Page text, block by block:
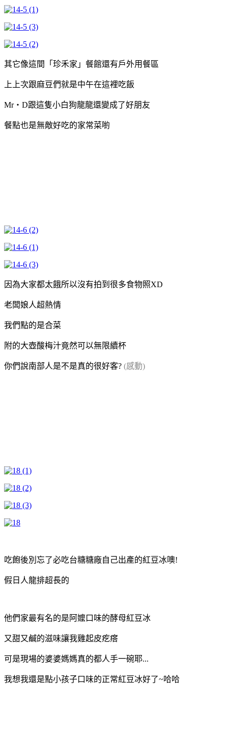
其它像這間「珍禾家」餐館還有戶外用餐區
上上次跟麻豆們就是中午在這裡吃飯
Mr‧D跟這隻小白狗龍龍還變成了好朋友
餐點也是無敵好吃的家常菜喲
因為大家都太餓所以沒有拍到很多食物照XD
老闆娘人超熱情
我們點的是合菜
附的大壺酸梅汁竟然可以無限續杯
你們說南部人是不是真的很好客? (感動)
吃飽後別忘了必吃台糖糖廠自己出產的紅豆冰噢!
假日人龍排超長的
他們家最有名的是阿嬤口味的酵母紅豆冰
又甜又鹹的滋味讓我雞起皮疙瘩
可是現場的婆婆媽媽真的都人手一碗耶...
我想我還是點小孩子口味的正常紅豆冰好了~哈哈